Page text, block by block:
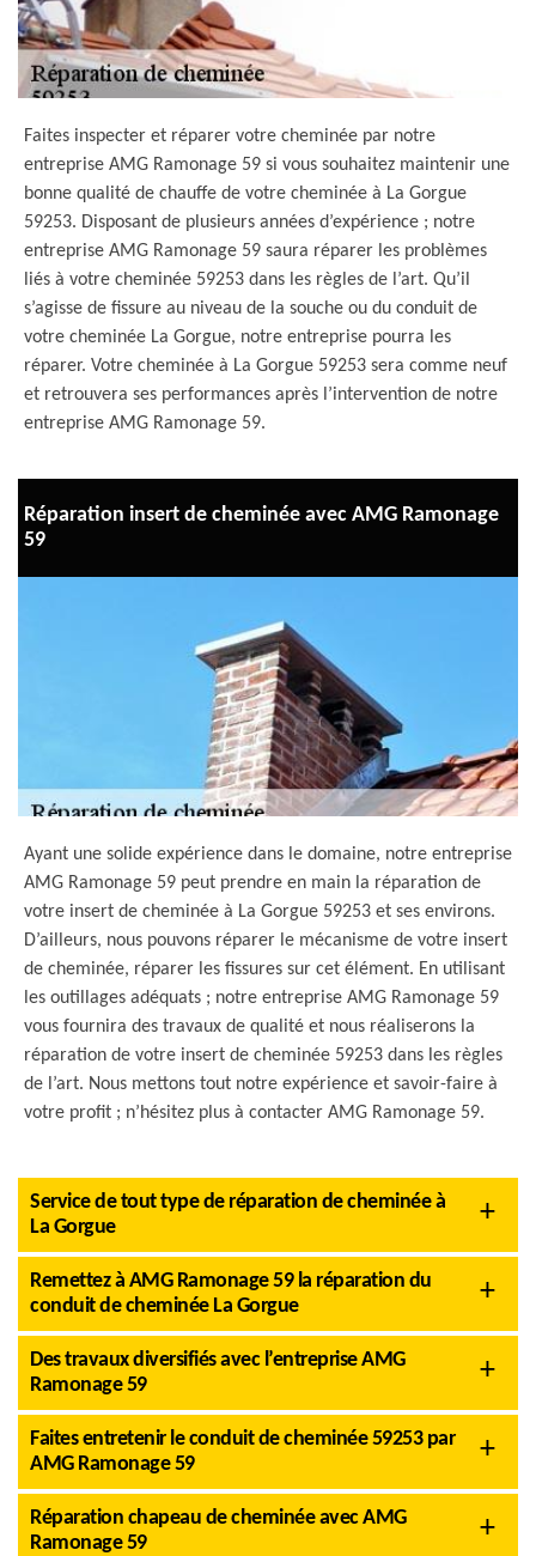
Faites inspecter et réparer votre cheminée par notre
entreprise AMG Ramonage 59 si vous souhaitez maintenir une
bonne qualité de chauffe de votre cheminée à La Gorgue
59253. Disposant de plusieurs années d’expérience ; notre
entreprise AMG Ramonage 59 saura réparer les problèmes
liés à votre cheminée 59253 dans les règles de l’art. Qu’il
s’agisse de fissure au niveau de la souche ou du conduit de
votre cheminée La Gorgue, notre entreprise pourra les
réparer. Votre cheminée à La Gorgue 59253 sera comme neuf
et retrouvera ses performances après l’intervention de notre
entreprise AMG Ramonage 59.
Réparation insert de cheminée avec AMG Ramonage
59
Ayant une solide expérience dans le domaine, notre entreprise
AMG Ramonage 59 peut prendre en main la réparation de
votre insert de cheminée à La Gorgue 59253 et ses environs.
D’ailleurs, nous pouvons réparer le mécanisme de votre insert
de cheminée, réparer les fissures sur cet élément. En utilisant
les outillages adéquats ; notre entreprise AMG Ramonage 59
vous fournira des travaux de qualité et nous réaliserons la
réparation de votre insert de cheminée 59253 dans les règles
de l’art. Nous mettons tout notre expérience et savoir-faire à
votre profit ; n’hésitez plus à contacter AMG Ramonage 59.
Service de tout type de réparation de cheminée à
La Gorgue
Remettez à AMG Ramonage 59 la réparation du
conduit de cheminée La Gorgue
Des travaux diversifiés avec l’entreprise AMG
Ramonage 59
Faites entretenir le conduit de cheminée 59253 par
AMG Ramonage 59
Réparation chapeau de cheminée avec AMG
Ramonage 59